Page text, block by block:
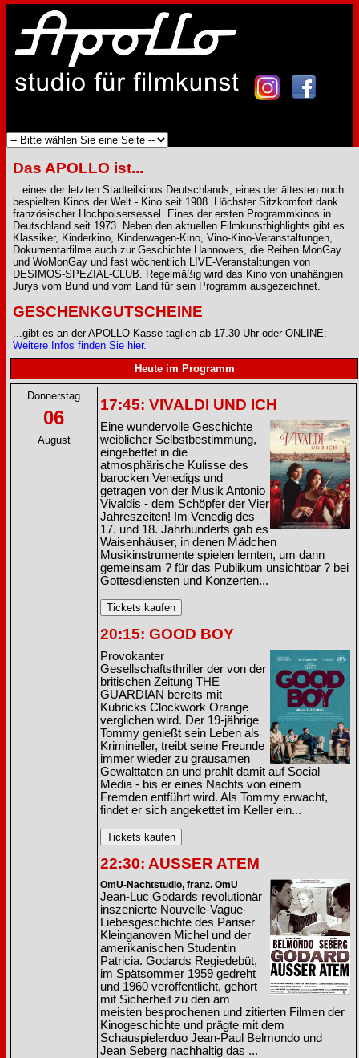
Das APOLLO ist...
...eines der letzten Stadteilkinos Deutschlands, eines der ältesten noch
bespielten Kinos der Welt - Kino seit 1908. Höchster Sitzkomfort dank
französischer Hochpolsersessel. Eines der ersten Programmkinos in
Deutschland seit 1973. Neben den aktuellen Filmkunsthighlights gibt es
Klassiker, Kinderkino, Kinderwagen-Kino, Vino-Kino-Veranstaltungen,
Dokumentarfilme auch zur Geschichte Hannovers, die Reihen MonGay
und WoMonGay und fast wöchentlich LIVE-Veranstaltungen von
DESIMOS-SPEZIAL-CLUB. Regelmäßig wird das Kino von unahängien
Jurys vom Bund und vom Land für sein Programm ausgezeichnet.
GESCHENKGUTSCHEINE
...gibt es an der APOLLO-Kasse täglich ab 17.30 Uhr oder ONLINE:
Weitere Infos finden Sie hier.
Heute im Programm
Donnerstag
06
August
17:45: VIVALDI UND ICH
Eine wundervolle Geschichte
weiblicher Selbstbestimmung,
eingebettet in die
atmosphärische Kulisse des
barocken Venedigs und
getragen von der Musik Antonio
Vivaldis - dem Schöpfer der Vier
Jahreszeiten! Im Venedig des
17. und 18. Jahrhunderts gab es
Waisenhäuser, in denen Mädchen
Musikinstrumente spielen lernten, um dann
gemeinsam ? für das Publikum unsichtbar ? bei
Gottesdiensten und Konzerten...
20:15: GOOD BOY
Provokanter
Gesellschaftsthriller der von der
britischen Zeitung THE
GUARDIAN bereits mit
Kubricks Clockwork Orange
verglichen wird. Der 19-jährige
Tommy genießt sein Leben als
Krimineller, treibt seine Freunde
immer wieder zu grausamen
Gewalttaten an und prahlt damit auf Social
Media - bis er eines Nachts von einem
Fremden entführt wird. Als Tommy erwacht,
findet er sich angekettet im Keller ein...
22:30: AUSSER ATEM
OmU-Nachtstudio, franz. OmU
Jean-Luc Godards revolutionär
inszenierte Nouvelle-Vague-
Liebesgeschichte des Pariser
Kleinganoven Michel und der
amerikanischen Studentin
Patricia. Godards Regiedebüt,
im Spätsommer 1959 gedreht
und 1960 veröffentlicht, gehört
mit Sicherheit zu den am
meisten besprochenen und zitierten Filmen der
Kinogeschichte und prägte mit dem
Schauspielerduo Jean-Paul Belmondo und
Jean Seberg nachhaltig das ...